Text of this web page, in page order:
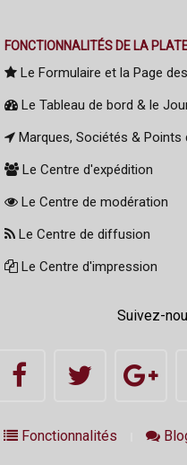
FONCTIONNALITÉS DE LA
Le Formulaire et la Page
Le Tableau de bord & le
Marques, Sociétés & Points
Le Centre d'expédition
Le Centre de modération
Le Centre de diffusion
Le Centre d'impression
Suivez-
Fonctionnalités